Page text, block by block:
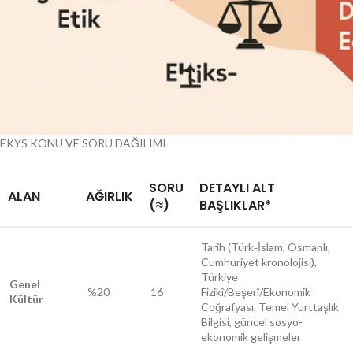
EKYS KONU VE SORU DAĞILIMI
ALAN AĞIRLIK
SORU
(≈)
DETAYLI ALT
BAŞLIKLAR*
Genel
Kültür
%20 16
Tarih (Türk‐İslam, Osmanlı,
Cumhuriyet kronolojisi),
Türkiye
Fizikî/Beşerî/Ekonomik
Coğrafyası, Temel Yurttaşlık
Bilgisi, güncel sosyo-
ekonomik gelişmeler